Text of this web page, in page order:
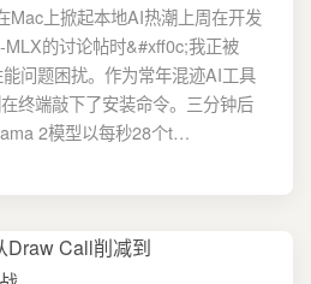
Mac上掀起本地AI热潮上周在开发
的讨论帖时&#xff0c;我正被
问题困扰。作为常年混迹AI工具
终端敲下了安装命令。三分钟后
2模型以每秒28个t…